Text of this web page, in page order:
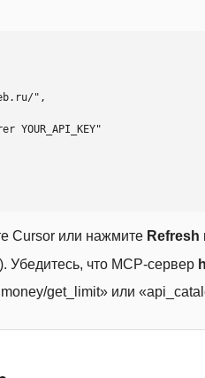
Cursor или нажмите Refresh
Убедитесь, что MCP-сервер
get_limit» или